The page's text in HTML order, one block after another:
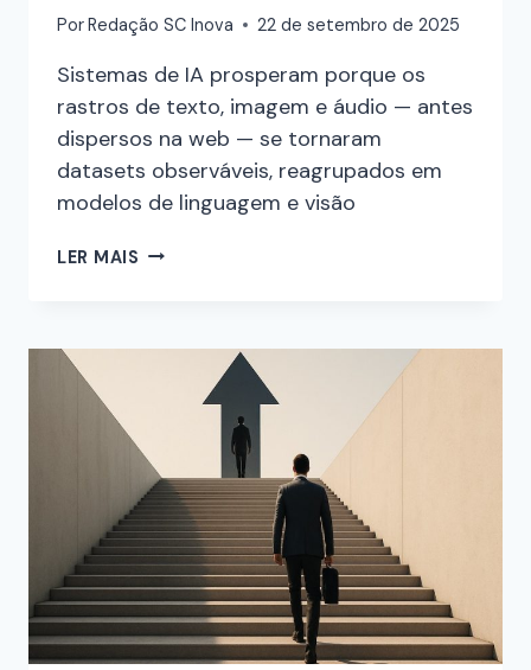
PorRedação SC Inova 22 de setembro de 2025
Sistemas de IA prosperam porque os
rastros de texto, imagem e áudio — antes
dispersos na web — se tornaram
datasets observáveis, reagrupados em
modelos de linguagem e visão
LER MAIS